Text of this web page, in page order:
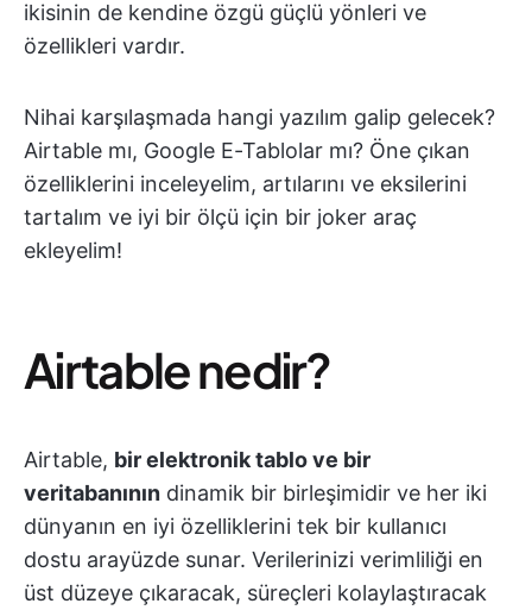
ikisinin de kendine özgü güçlü yönleri ve
özellikleri vardır.
Nihai karşılaşmada hangi yazılım galip gelecek?
Airtable mı, Google E-Tablolar mı? Öne çıkan
özelliklerini inceleyelim, artılarını ve eksilerini
tartalım ve iyi bir ölçü için bir joker araç
ekleyelim!
Airtable nedir?
Airtable, bir elektronik tablo ve bir
veritabanının dinamik bir birleşimidir ve her iki
dünyanın en iyi özelliklerini tek bir kullanıcı
dostu arayüzde sunar. Verilerinizi verimliliği en
üst düzeye çıkaracak, süreçleri kolaylaştıracak